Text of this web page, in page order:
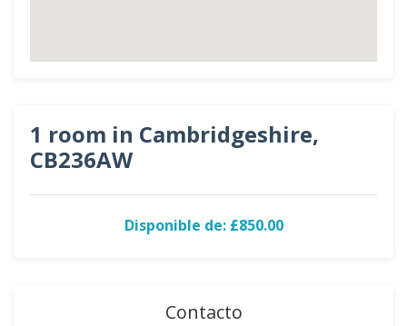
1 room in Cambridgeshire,
CB236AW
Disponible de: £850.00
Contacto